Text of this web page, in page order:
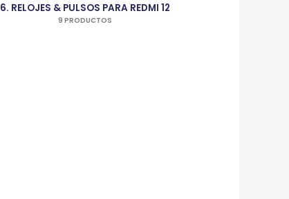
6. RELOJES & PULSOS PARA REDMI 12
9 PRODUCTOS